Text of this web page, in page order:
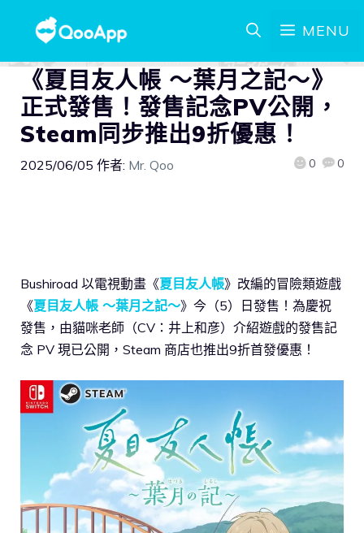
MENU
《夏目友人帳 ～葉月之記～》
正式發售！發售記念PV公開，
Steam同步推出9折優惠！
2025/06/05 作者: Mr. Qoo 0 0
Bushiroad 以電視動畫《夏目友人帳》改編的冒險類遊戲
《夏目友人帳 ～葉月之記～》今（5）日發售！為慶祝
發售，由貓咪老師（CV：井上和彦）介紹遊戲的發售記
念 PV 現已公開，Steam 商店也推出9折首發優惠！